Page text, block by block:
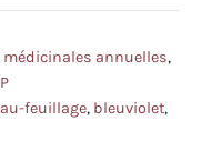
bio
médicinales annuelles,
feuillage, bleuviolet,